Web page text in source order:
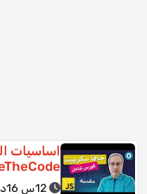
اساسيات
12س 16د